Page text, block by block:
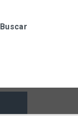
Buscar